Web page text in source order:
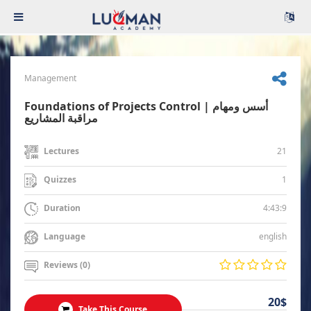
Management
Foundations of Projects Control | أسس ومهام
مراقبة المشاريع
Lectures 21
Quizzes 1
Duration 4:43:9
Language english
Reviews (0)
20$